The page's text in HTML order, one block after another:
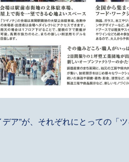
ア”が、それぞれにとっての「ツ